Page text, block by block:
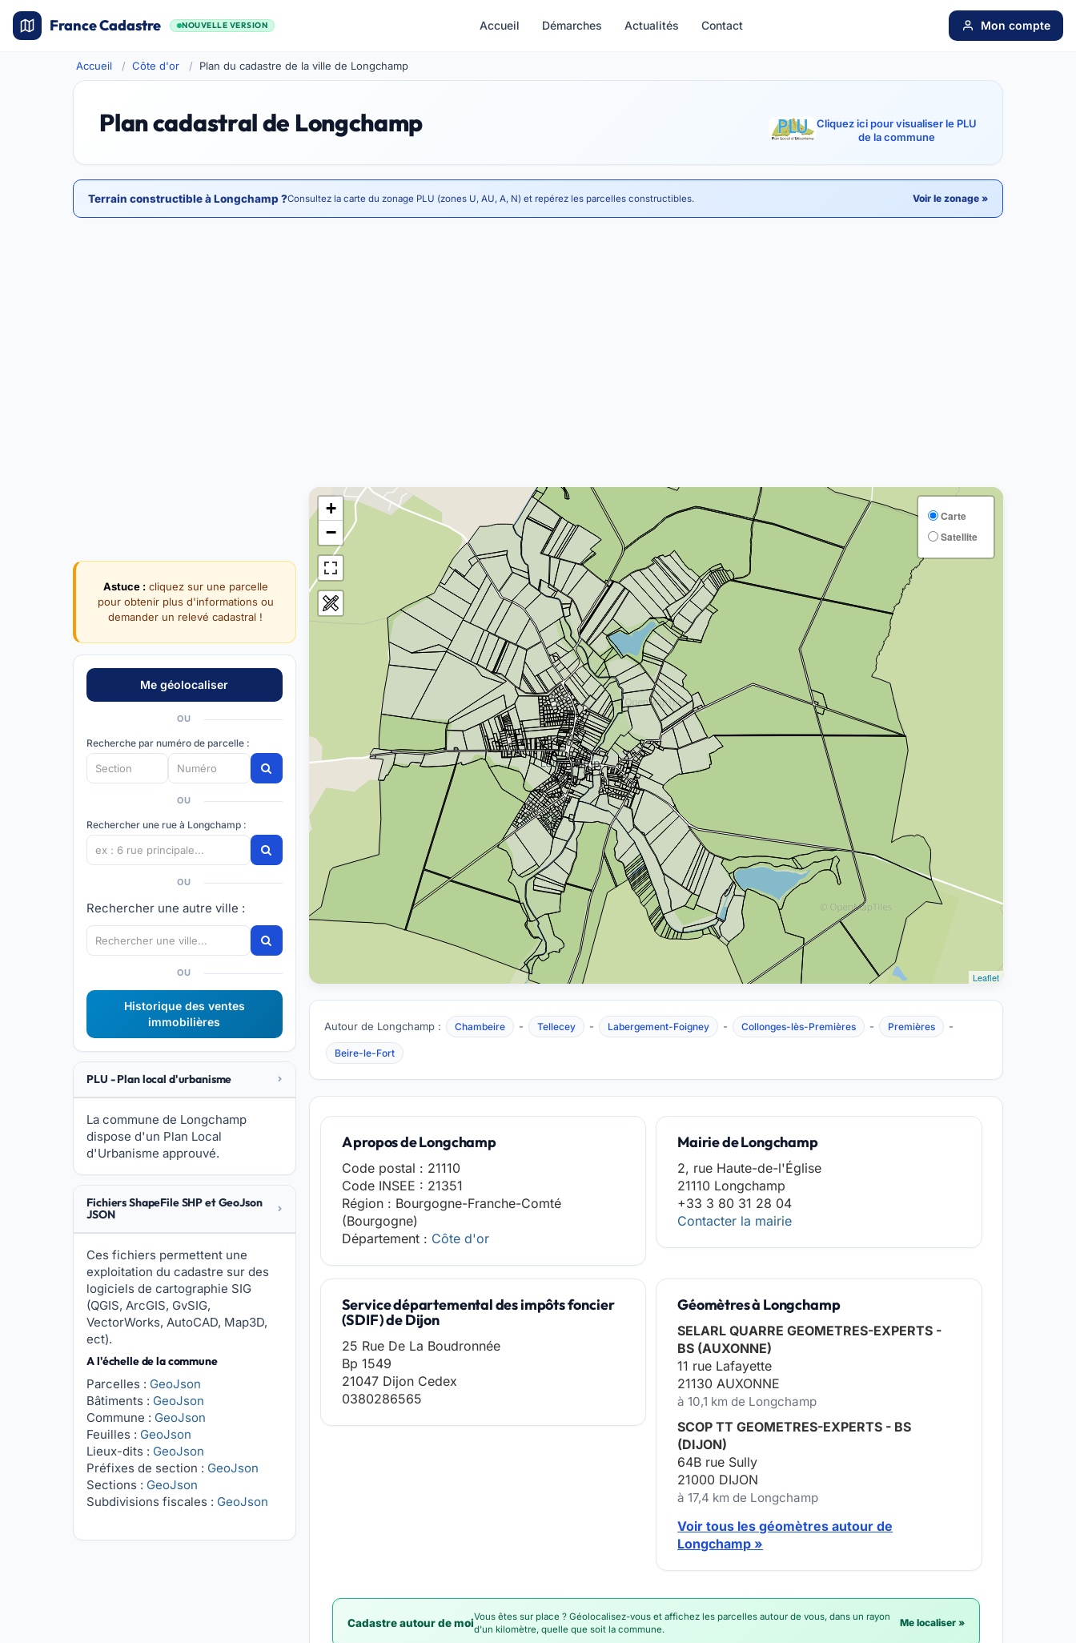
France Cadastre NOUVELLE VERSION Accueil Démarches Actualités Contact Mon compte
Accueil Côte d'or Plan du cadastre de la ville de Longchamp
Plan cadastral de Longchamp
Cliquez ici pour visualiser le PLU
de la commune
Terrain constructible à Longchamp ?Consultez la carte du zonage PLU (zones U, AU, A, N) et repérez les parcelles constructibles. Voir le zonage »
Astuce :cliquez sur une parcelle
pour obtenir plus d'informations ou
demander un relevé cadastral !
OU
Recherche par numéro de parcelle :
OU
Rechercher une rue à Longchamp :
OU
Rechercher une autre ville :
OU
Historique des ventes
immobilières
PLU - Plan local d'urbanisme
La commune de Longchamp
dispose d'un Plan Local
d'Urbanisme approuvé.
Fichiers ShapeFile SHP et GeoJson
JSON
Ces fichiers permettent une
exploitation du cadastre sur des
logiciels de cartographie SIG
(QGIS, ArcGIS, GvSIG,
VectorWorks, AutoCAD, Map3D,
ect).
A l'échelle de la commune
Parcelles : GeoJson
Bâtiments : GeoJson
Commune : GeoJson
Feuilles : GeoJson
Lieux-dits : GeoJson
Préfixes de section : GeoJson
Sections : GeoJson
Subdivisions fiscales : GeoJson
+
−
Carte
Satellite
Leaflet
Autour de Longchamp : Chambeire - Tellecey - Labergement-Foigney - Collonges-lès-Premières - Premières -
Beire-le-Fort
A propos de Longchamp
Code postal : 21110
Code INSEE : 21351
Région : Bourgogne-Franche-Comté
(Bourgogne)
Département : Côte d'or
Mairie de Longchamp
2, rue Haute-de-l'Église
21110 Longchamp
+33 3 80 31 28 04
Contacter la mairie
Service départemental des impôts foncier
(SDIF) de Dijon
25 Rue De La Boudronnée
Bp 1549
21047 Dijon Cedex
0380286565
Géomètres à Longchamp
SELARL QUARRE GEOMETRES-EXPERTS -
BS (AUXONNE)
11 rue Lafayette
21130 AUXONNE
à 10,1 km de Longchamp
SCOP TT GEOMETRES-EXPERTS - BS
(DIJON)
64B rue Sully
21000 DIJON
à 17,4 km de Longchamp
Voir tous les géomètres autour de
Longchamp »
Cadastre autour de moiVous êtes sur place ? Géolocalisez-vous et affichez les parcelles autour de vous, dans un rayon
d'un kilomètre, quelle que soit la commune.
Me localiser »